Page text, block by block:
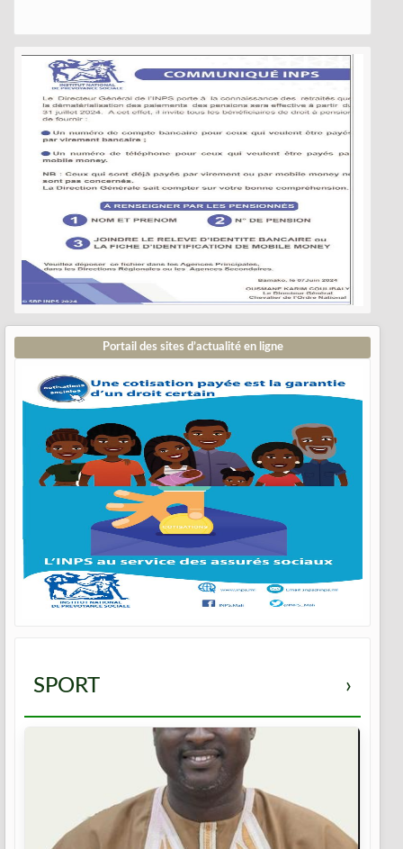
Portail des sites d’actualité en ligne
SPORT ›